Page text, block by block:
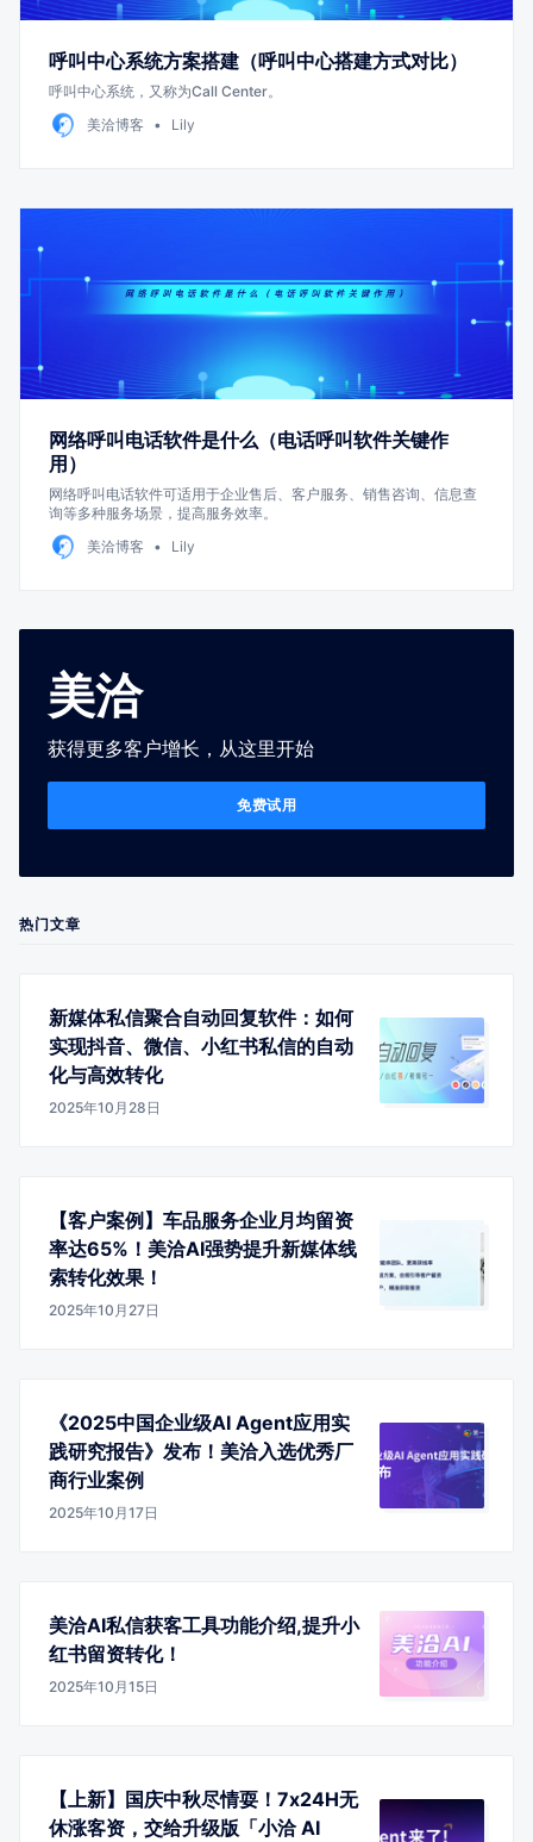
呼叫中心系统方案搭建（呼叫中心搭建方式对比）
呼叫中心系统，又称为Call Center。
美洽博客
Lily
网络呼叫电话软件是什么（电话呼叫软件关键作
用）
网络呼叫电话软件可适用于企业售后、客户服务、销售咨询、信息查
询等多种服务场景，提高服务效率。
美洽博客
Lily
美洽
获得更多客户增长，从这里开始
免费试用
热门文章
新媒体私信聚合自动回复软件：如何
实现抖音、微信、小红书私信的自动
化与高效转化
2025年10月28日
【客户案例】车品服务企业月均留资
率达65%！美洽AI强势提升新媒体线
索转化效果！
2025年10月27日
《2025中国企业级AI Agent应用实
践研究报告》发布！美洽入选优秀厂
商行业案例
2025年10月17日
美洽AI私信获客工具功能介绍,提升小
红书留资转化！
2025年10月15日
【上新】国庆中秋尽情耍！7x24H无
休涨客资，交给升级版「小洽 AI